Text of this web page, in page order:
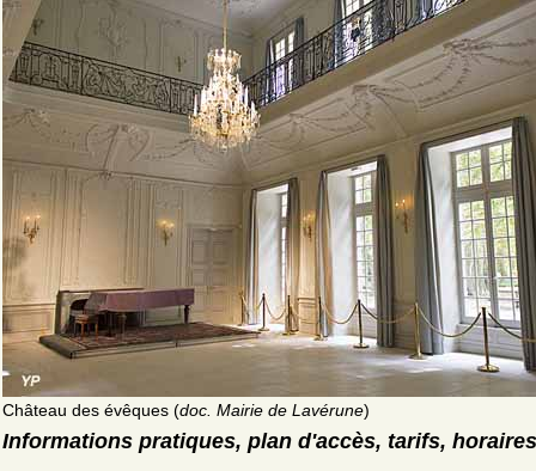
Château des évêques (doc. Mairie de Lavérune)
Informations pratiques, plan d'accès, tarifs, horaires